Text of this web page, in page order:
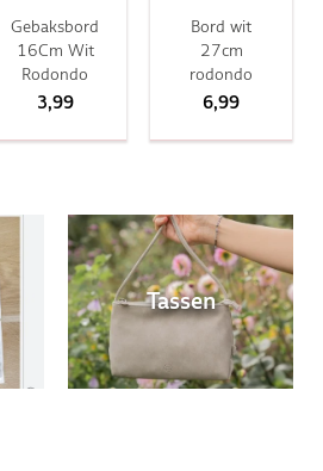
Gebaksbord
16Cm Wit
Rodondo
3,99
Bord wit
27cm
rodondo
6,99
Tassen